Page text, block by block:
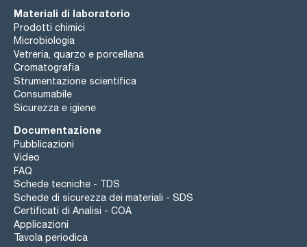
Materiali di laboratorio
Prodotti chimici
Microbiologia
Vetreria, quarzo e porcellana
Cromatografia
Strumentazione scientifica
Consumabile
Sicurezza e igiene
Documentazione
Pubblicazioni
Video
FAQ
Schede tecniche - TDS
Schede di sicurezza dei materiali - SDS
Certificati di Analisi - COA
Applicazioni
Tavola periodica